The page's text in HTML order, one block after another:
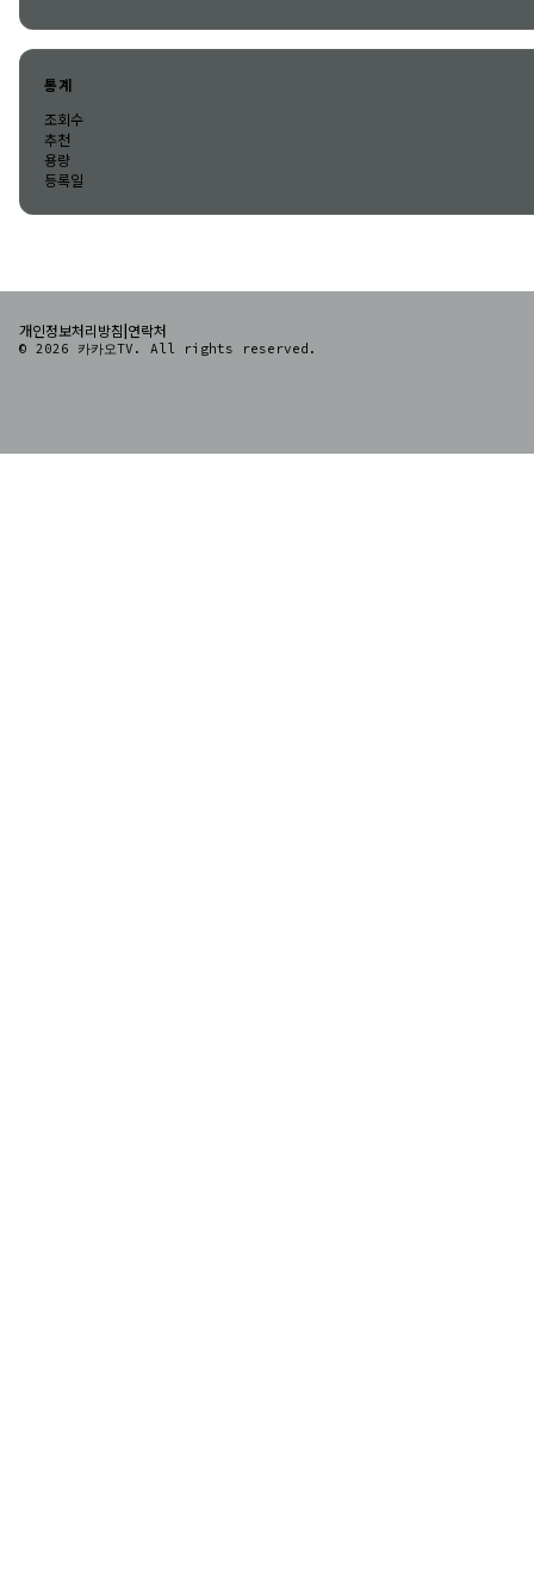
통계
조회수
추천
용량
등록일
개인정보처리방침|연락처
© 2026 카카오TV. All rights reserved.